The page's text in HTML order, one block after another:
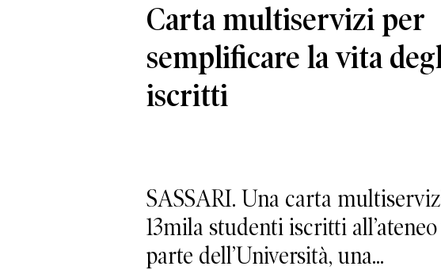
Carta multiservizi per
semplificare la vita
iscritti
SASSARI. Una carta
13mila studenti iscritti
parte dell’Università, una...